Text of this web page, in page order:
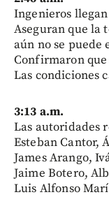
Ingenieros
Aseguran que la
aún no se puede
Confirmaron
Las condiciones
3:13 a.m.
Las autoridades
Esteban Cantor,
James Arango,
Jaime Botero,
Luis Alfonso